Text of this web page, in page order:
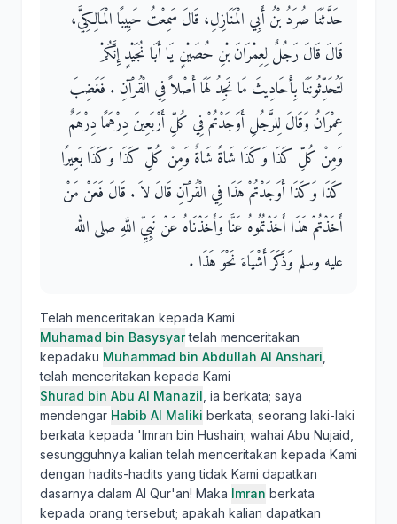
حَدَّثَنَا صُرَدُ بْنُ أَبِي الْمَنَازِلِ، قَالَ سَمِعْتُ حَبِيبًا الْمَالِكِيَّ،
قَالَ قَالَ رَجُلٌ لِعِمْرَانَ بْنِ حُصَيْنٍ يَا أَبَا نُجَيْدٍ إِنَّكُمْ
لَتُحَدِّثُونَنَا بِأَحَادِيثَ مَا نَجِدُ لَهَا أَصْلاً فِي الْقُرْآنِ ‏.‏ فَغَضِبَ
عِمْرَانُ وَقَالَ لِلرَّجُلِ أَوَجَدْتُمْ فِي كُلِّ أَرْبَعِينَ دِرْهَمًا دِرْهَمٌ
وَمِنْ كُلِّ كَذَا وَكَذَا شَاةً شَاةٌ وَمِنْ كُلِّ كَذَا وَكَذَا بَعِيرًا
كَذَا وَكَذَا أَوَجَدْتُمْ هَذَا فِي الْقُرْآنِ قَالَ لاَ ‏.‏ قَالَ فَعَنْ مَنْ
أَخَذْتُمْ هَذَا أَخَذْتُمُوهُ عَنَّا وَأَخَذْنَاهُ عَنْ نَبِيِّ اللَّهِ صلى الله
عليه وسلم وَذَكَرَ أَشْيَاءَ نَحْوَ هَذَا ‏.‏
Telah menceritakan kepada Kami
Muhamad bin Basysyartelah menceritakan
kepadaku Muhammad bin Abdullah Al Anshari
telah menceritakan kepada Kami
Shurad bin Abu Al Manazil , ia berkata; saya
mendengar Habib Al Maliki berkata; seorang laki-laki
berkata kepada 'Imran bin Hushain; wahai Abu Nujaid,
sesungguhnya kalian telah menceritakan kepada Kami
dengan hadits-hadits yang tidak Kami dapatkan
dasarnya dalam Al Qur'an! Maka Imran berkata
kepada orang tersebut; apakah kalian dapatkan